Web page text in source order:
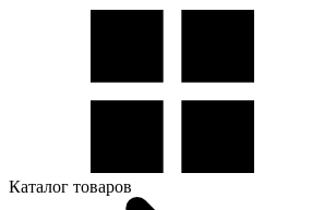
Каталог товаров